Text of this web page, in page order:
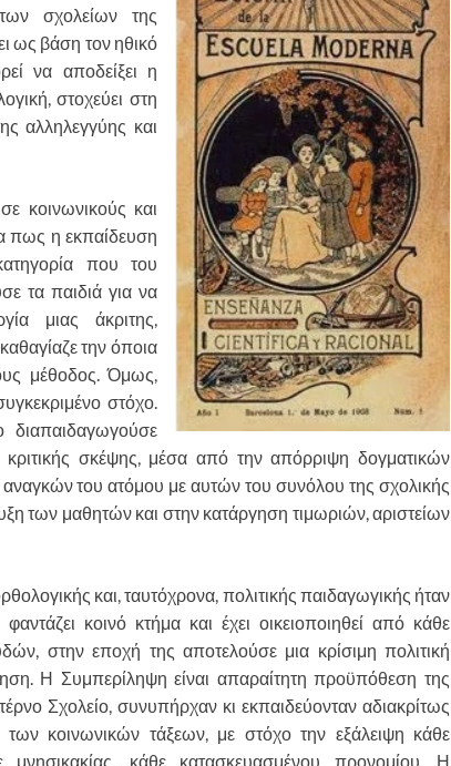
σχολείων της
ως βάση τον ηθικό
να αποδείξει η
στοχεύει στη
αλληλεγγύης και
και
πως η εκπαίδευση
που του
τα παιδιά για να
μιας άκριτης,
την όποια
μέθοδος. Όμως,
στόχο.
σκέψης, μέσα από την απόρριψη δογματικών
του ατόμου με αυτών του συνόλου της σχολικής
των μαθητών και στην κατάργηση τιμωριών, αριστείων
και, ταυτόχρονα, πολιτικής παιδαγωγικής ήταν
κοινό κτήμα και έχει οικειοποιηθεί από κάθε
στην εποχή της αποτελούσε μια κρίσιμη πολιτική
Η Συμπερίληψη είναι απαραίτητη προϋπόθεση της
Σχολείο, συνυπήρχαν κι εκπαιδεύονταν αδιακρίτως
κοινωνικών τάξεων, με στόχο την εξάλειψη κάθε
μνησικακίας, κάθε κατασκευασμένου προνομίου. Η